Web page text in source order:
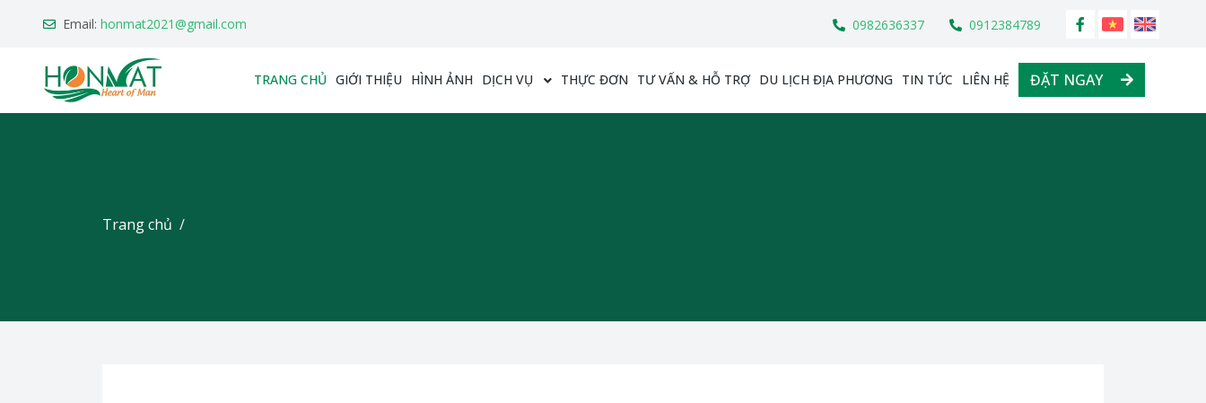
Email: honmat2021@gmail.com 0982636337 0912384789
TRANG CHỦ GIỚI THIỆU HÌNH ẢNH DỊCH VỤ THỰC ĐƠN TƯ VẤN & HỖ TRỢ DU LỊCH ĐỊA PHƯƠNG TIN TỨC LIÊN HỆ ĐẶT NGAY
Trang chủ